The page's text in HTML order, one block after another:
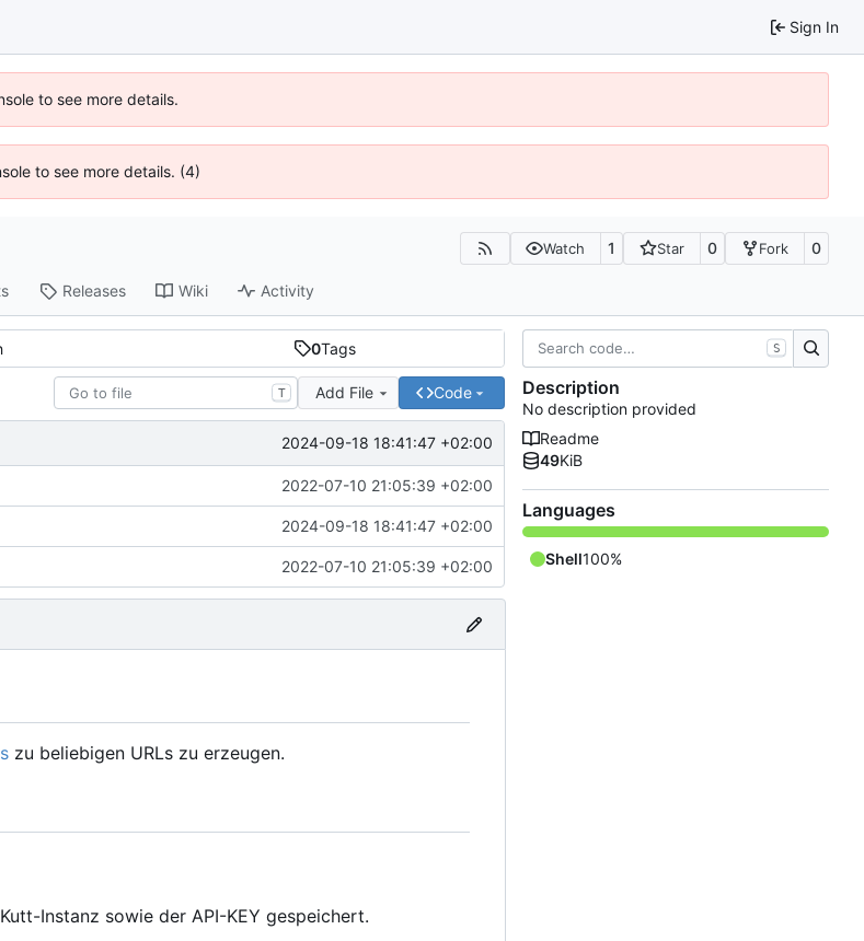
Sign In
to see more details.
to see more details. (4)
Watch 1 Star 0 Fork 0
Releases Wiki Activity
0Tags
T Add File Code
2024-09-18 18:41:47 +02:00
2022-07-10 21:05:39 +02:00
2024-09-18 18:41:47 +02:00
2022-07-10 21:05:39 +02:00
zu beliebigen URLs zu erzeugen.
Instanz sowie der API-KEY gespeichert.
S
Description
No description provided
Readme
49KiB
Languages
Shell100%